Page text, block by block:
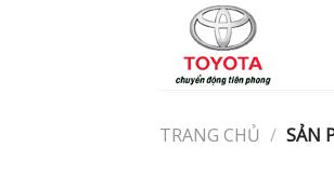
TRANG CHỦ / SẢN